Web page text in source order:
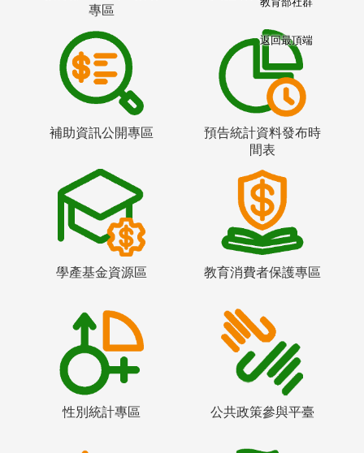
專區
補助資訊公開專區
預告統計資料發布時
間表
學產基金資源區 教育消費者保護專區
性別統計專區 公共政策參與平臺
返回最頂端